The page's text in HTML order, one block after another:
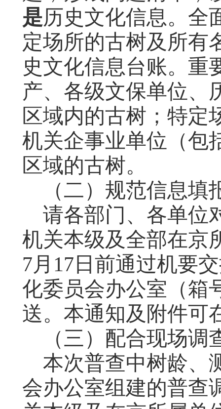
是历史文化信息。全
定场所的古树及所有
史文化信息台账。重
产、各级文保单位、
区域内的古树；特定
机关企事业单位（包
区域的古树。
（二）规范信息填
请各部门、各单位
机关本级及全部在京
7月17日前通过机要
化委员会办公室（箱
送。本通知及附件可
（三）配合现场调
本次普查中树龄、
会办公室组建的普查